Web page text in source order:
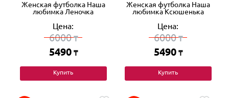
Женская футболка Наша
любимка Леночка
Цена:
6000₸
5490 ₸
Купить
Женская футболка Наша
любимка Ксюшенька
Цена:
6000₸
5490 ₸
Купить